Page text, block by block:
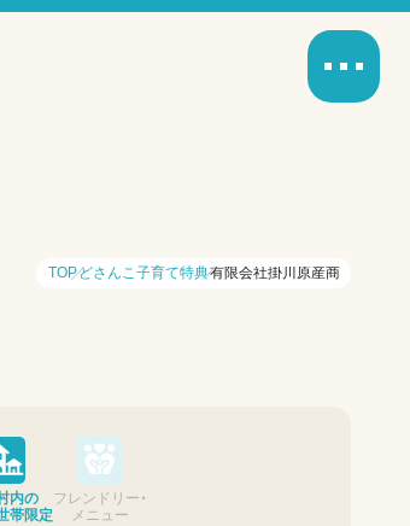
TOPどさんこ子育て特典有限会社掛川原産商
内の
帯限定
フレンドリー・
メニュー